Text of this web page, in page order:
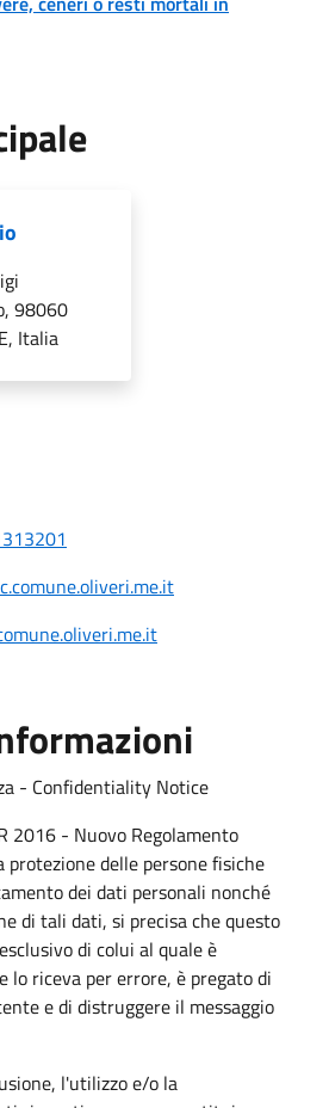
98060
Italia
- Confidentiality Notice
2016 - Nuovo Regolamento
protezione delle persone fisiche
dei dati personali nonché
di tali dati, si precisa che questo
di colui al quale è
lo riceva per errore, è pregato di
e di distruggere il messaggio
l'utilizzo e/o la